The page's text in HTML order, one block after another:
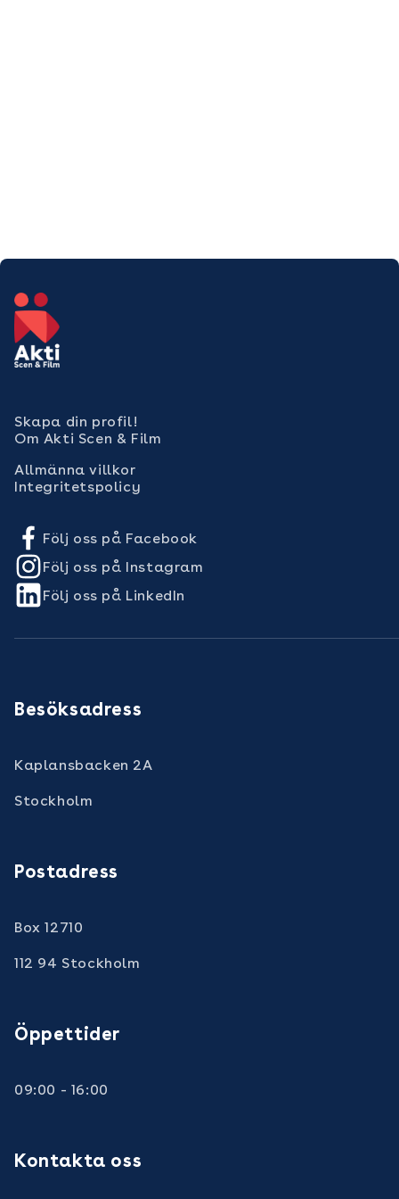
Skapa din profil!
Om Akti Scen & Film
Allmänna villkor
Integritetspolicy
Följ oss på Facebook
Följ oss på Instagram
Följ oss på LinkedIn
Besöksadress
Kaplansbacken 2A
Stockholm
Postadress
Box 12710
112 94 Stockholm
Öppettider
09:00 - 16:00
Kontakta oss